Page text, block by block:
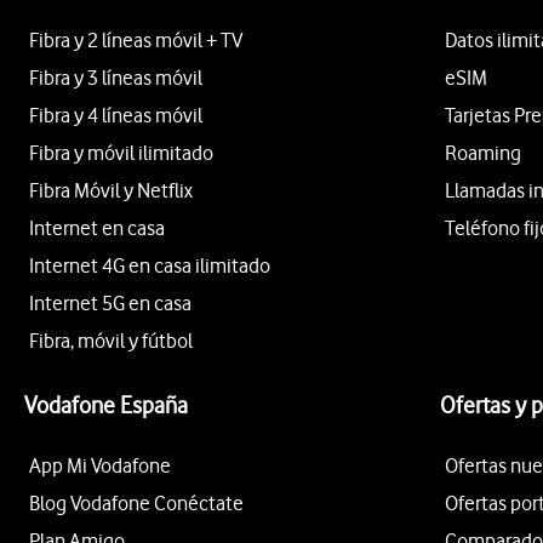
Fibra y 2 líneas móvil + TV
Fibra y 3 líneas móvil
Fibra y 4 líneas móvil
Fibra y móvil ilimitado
Fibra Móvil y Netflix
Internet en casa
Internet 4G en casa ilimitado
Internet 5G en casa
Fibra, móvil y fútbol
Datos
eSIM
Tarjetas
Roaming
Llamadas
Teléfono
Vodafone España
App Mi Vodafone
Blog Vodafone Conéctate
Ofertas y
Ofertas
Ofertas